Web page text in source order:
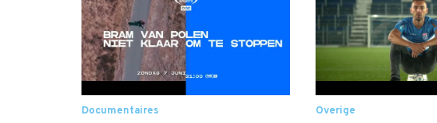
Documentaires Overige